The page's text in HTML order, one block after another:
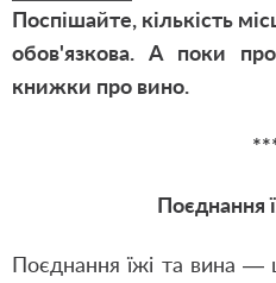
Поспішайте, кількість
обов'язкова. А поки
книжки про вино.
Поєднання
Поєднання їжі та вина —